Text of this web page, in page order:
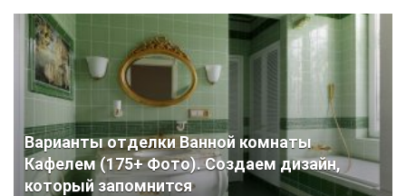
Варианты отделки Ванной комнаты
Кафелем (175+ Фото). Создаем дизайн,
который запомнится